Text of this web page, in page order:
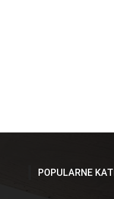
POPULARNE